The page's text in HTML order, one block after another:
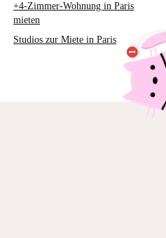
+4-Zimmer-Wohnung in Paris
mieten
Studios zur Miete in Paris